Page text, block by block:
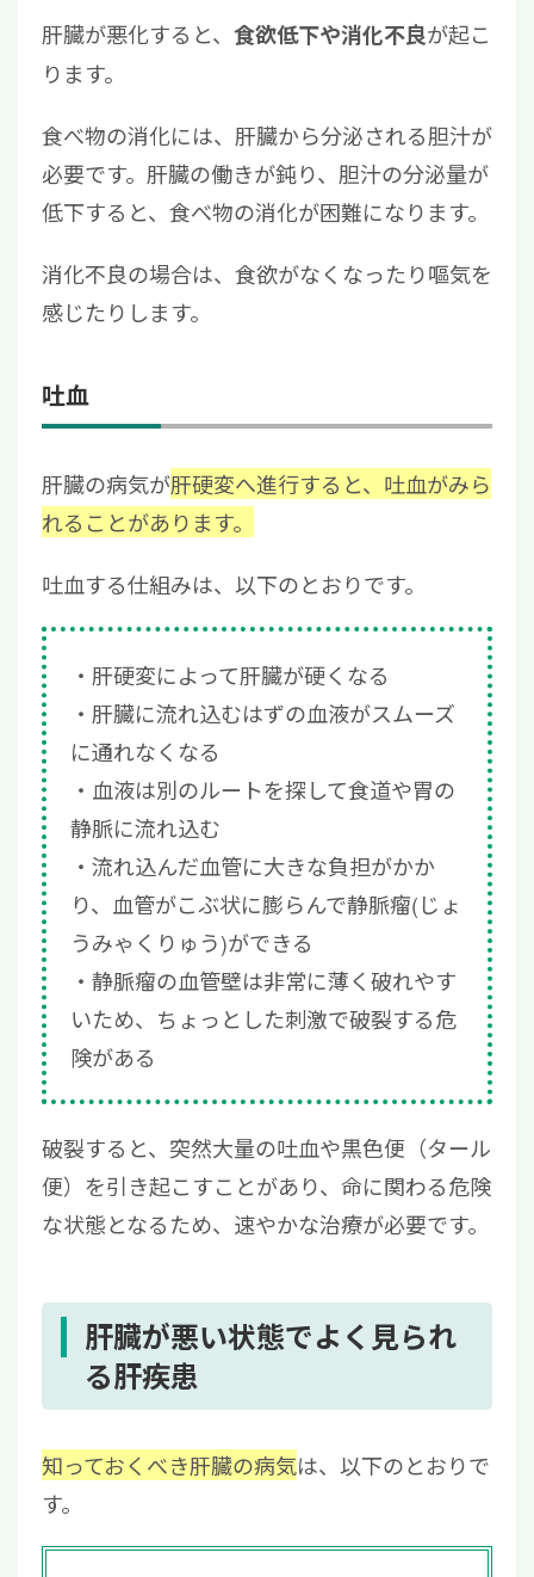
肝臓が悪化すると、 食欲低下や消化不良が起こ
ります。
食べ物の消化には、肝臓から分泌される胆汁が
必要です。肝臓の働きが鈍り、胆汁の分泌量が
低下すると、食べ物の消化が困難になります。
消化不良の場合は、食欲がなくなったり嘔気を
感じたりします。
吐血
肝臓の病気が肝硬変へ進行すると、吐血がみら
れることがあります。
吐血する仕組みは、以下のとおりです。
肝硬変によって肝臓が硬くなる
肝臓に流れ込むはずの血液がスムーズ
に通れなくなる
血液は別のルートを探して食道や胃の
静脈に流れ込む
流れ込んだ血管に大きな負担がかか
り、血管がこぶ状に膨らんで静脈瘤(じょ
うみゃくりゅう)ができる
静脈瘤の血管壁は非常に薄く破れやす
いため、ちょっとした刺激で破裂する危
険がある
破裂すると、突然大量の吐血や黒色便（タール
便）を引き起こすことがあり、命に関わる危険
な状態となるため、速やかな治療が必要です。
肝臓が悪い状態でよく見られ
る肝疾患
知っておくべき肝臓の病気は、以下のとおりで
す。